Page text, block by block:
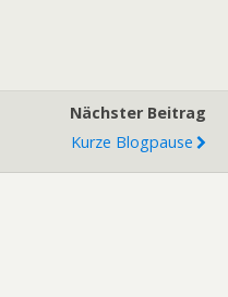
Nächster Beitrag
Kurze Blogpause